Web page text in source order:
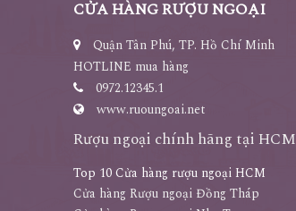
CỬA HÀNG RƯỢU NGOẠI
Quận Tân Phú, TP. Hồ Chí Minh
HOTLINE mua hàng
0972.12345.1
www.ruoungoai.net
Rượu ngoại chính hãng tại HCM
Top 10 Cửa hàng rượu ngoại HCM
Cửa hàng Rượu ngoại Đồng Tháp